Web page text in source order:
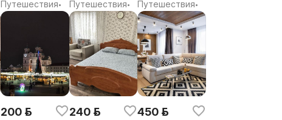
Гродненская
обл.
Путешествия•
Гродно,
Гродненская
обл.
Путешествия•
Гродненская
обл.
Путешествия•
200 р. 240 р. 450 р.